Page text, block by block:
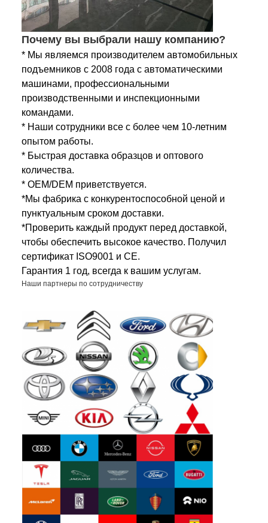
Почему вы выбрали нашу компанию?
* Мы являемся производителем автомобильных
подъемников с 2008 года с автоматическими
машинами, профессиональными
производственными и инспекционными
командами.
* Наши сотрудники все с более чем 10-летним
опытом работы.
* Быстрая доставка образцов и оптового
количества.
* OEM/DEM приветствуется.
*Мы фабрика с конкурентоспособной ценой и
пунктуальным сроком доставки.
*Проверить каждый продукт перед доставкой,
чтобы обеспечить высокое качество. Получил
сертификат ISO9001 и CE.
Гарантия 1 год, всегда к вашим услугам.
Наши партнеры по сотрудничеству